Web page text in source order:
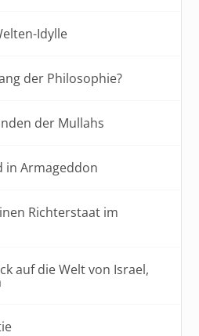
Idylle
der Philosophie?
der Mullahs
in Armageddon
Richterstaat im
auf die Welt von Israel,